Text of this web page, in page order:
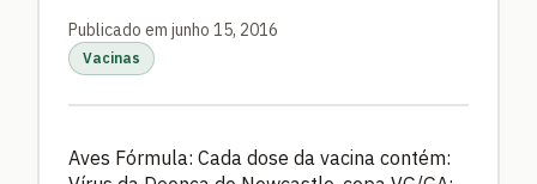
Publicado em junho 15, 2016
Vacinas
Aves Fórmula: Cada dose da vacina contém: